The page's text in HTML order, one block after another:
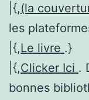
|{,(la
les
|{,Le livre .}
|{,Clicker Ici .
bonnes